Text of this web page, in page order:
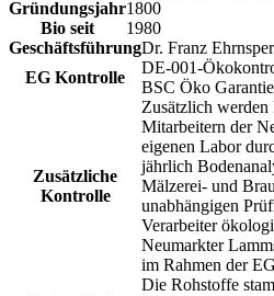
Gründungsjahr1800
Bio seit
1980
GeschäftsführungDr. Franz
EG Kontrolle
DE-001-
BSC Öko Garantie
Zusätzliche
Kontrolle
Zusätzlich
Mitarbeitern der
eigenen Labor
jährlich
Mälzerei- und
unabhängigen
Verarbeiter
Neumarkter
im Rahmen der
Die Rohstoffe